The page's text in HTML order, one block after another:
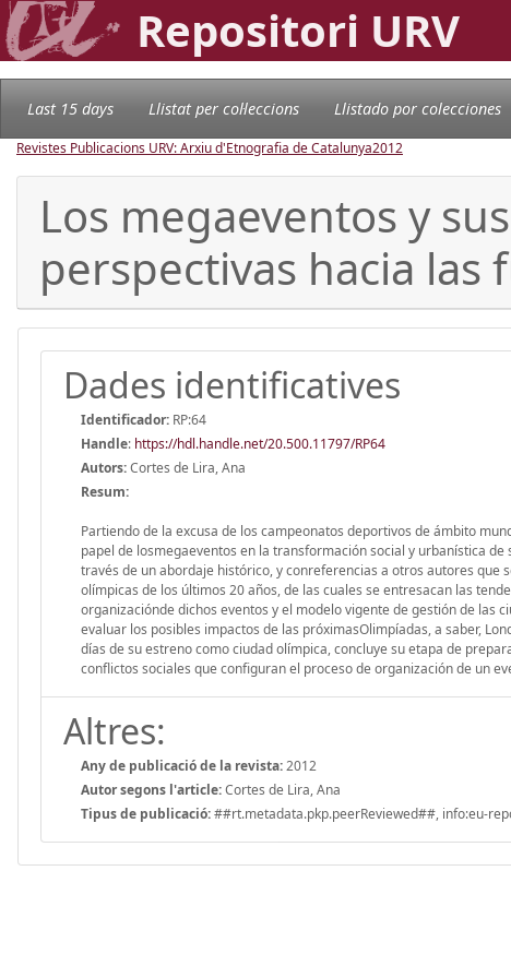
Repositori URV
Last 15 days Llistat per col·leccions Llistado por colecciones
Revistes Publicacions URV: Arxiu d'Etnografia de Catalunya2012
Los megaeventos y
perspectivas hacia las
Dades identificatives
Identificador: RP:64
Handle: https://hdl.handle.net/20.500.11797/RP64
Autors:Cortes de Lira, Ana
Resum:
Partiendo de la excusa de los campeonatos deportivos de ámbito
papel de losmegaeventos en la transformación social y urbanística
través de un abordaje histórico, y conreferencias a otros autores que
olímpicas de los últimos 20 años, de las cuales se entresacan las
organizaciónde dichos eventos y el modelo vigente de gestión de las
evaluar los posibles impactos de las próximasOlimpíadas, a saber,
días de su estreno como ciudad olímpica, concluye su etapa de
conflictos sociales que configuran el proceso de organización de un
Altres:
Any de publicació de la revista:2012
Autor segons l'article:Cortes de Lira, Ana
Tipus de publicació:##rt.metadata.pkp.peerReviewed##, info:eu-